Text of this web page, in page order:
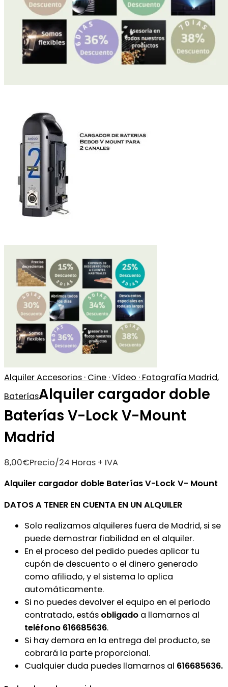
Alquiler Accesorios · Cine · Vídeo · Fotografía Madrid,
BateríasAlquiler cargador doble
Baterías V-Lock V-Mount
Madrid
8,00€Precio/24 Horas + IVA
Alquiler cargador doble Baterías V-Lock V- Mount
DATOS A TENER EN CUENTA EN UN ALQUILER
Solo realizamos alquileres fuera de Madrid, si se
puede demostrar fiabilidad en el alquiler.
En el proceso del pedido puedes aplicar tu
cupón de descuento o el dinero generado
como afiliado, y el sistema lo aplica
automáticamente.
Si no puedes devolver el equipo en el periodo
contratado, estás obligado a llamarnos al
teléfono 616685636.
Si hay demora en la entrega del producto, se
cobrará la parte proporcional.
Cualquier duda puedes llamarnos al 616685636.